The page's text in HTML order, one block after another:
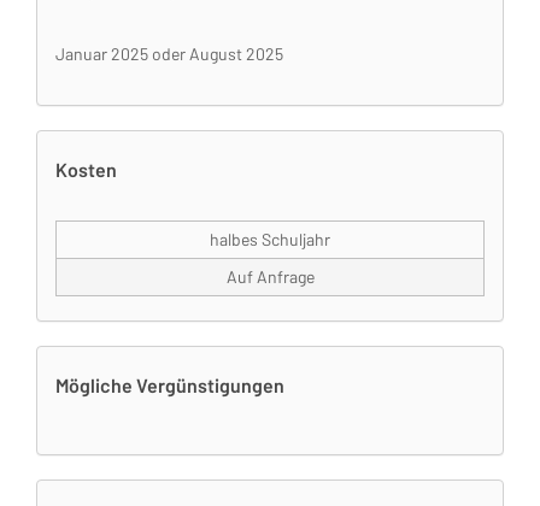
Januar 2025 oder August 2025
Kosten
halbes Schuljahr
Auf Anfrage
Mögliche Vergünstigungen